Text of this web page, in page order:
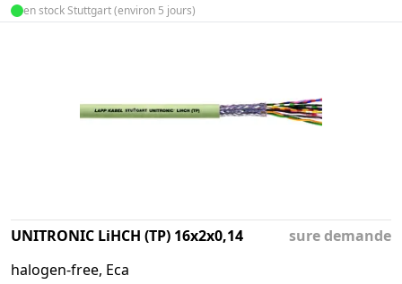
en stock Stuttgart (environ 5 jours)
UNITRONIC LiHCH (TP) 16x2x0,14
halogen-free, Eca
sure demande